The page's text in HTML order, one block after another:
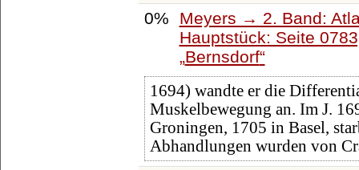
0%
Meyers → 2. Band:
Hauptstück: Seite
Bernsdorf
1694) wandte er die
Muskelbewegung an. Im J.
Groningen, 1705 in Basel,
Abhandlungen wurden von